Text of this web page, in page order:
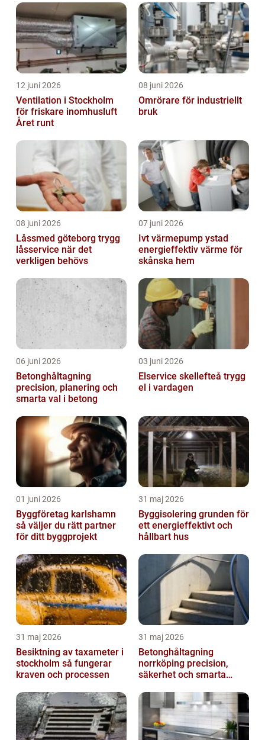
12 juni 2026
Ventilation i Stockholm
för friskare inomhusluft
Året runt
08 juni 2026
Omrörare för industriellt
bruk
08 juni 2026
Låssmed göteborg trygg
låsservice när det
verkligen behövs
07 juni 2026
Ivt värmepump ystad
energieffektiv värme för
skånska hem
06 juni 2026
Betonghåltagning
precision, planering och
smarta val i betong
03 juni 2026
Elservice skellefteå trygg
el i vardagen
01 juni 2026
Byggföretag karlshamn
så väljer du rätt partner
för ditt byggprojekt
31 maj 2026
Byggisolering grunden för
ett energieffektivt och
hållbart hus
31 maj 2026
Besiktning av taxameter i
stockholm så fungerar
kraven och processen
31 maj 2026
Betonghåltagning
norrköping precision,
säkerhet och smarta